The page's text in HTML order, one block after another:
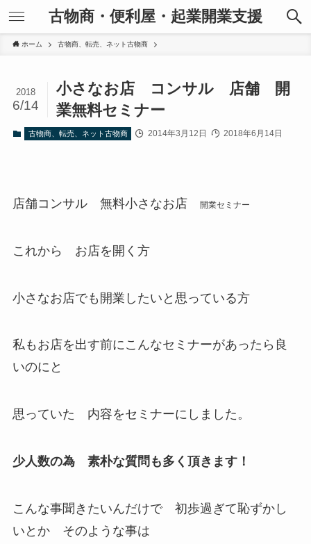
古物商・便利屋・起業開業支援
ホーム 古物商、転売、ネット古物商
小さなお店 コンサル 店舗 開
業無料セミナー
2018
6/14
古物商、転売、ネット古物商 2014年3月12日 2018年6月14日
店舗コンサル 無料小さなお店 開業セミナー
これから お店を開く方
小さなお店でも開業したいと思っている方
私もお店を出す前にこんなセミナーがあったら良
いのにと
思っていた 内容をセミナーにしました。
少人数の為 素朴な質問も多く頂きます！
こんな事聞きたいんだけで 初歩過ぎて恥ずかし
いとか そのような事は